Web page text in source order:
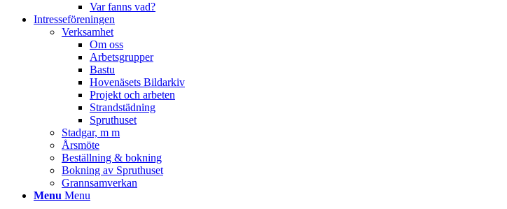
Var fanns vad?
Intresseföreningen
Verksamhet
Om oss
Arbetsgrupper
Bastu
Hovenäsets Bildarkiv
Projekt och arbeten
Strandstädning
Spruthuset
Stadgar, m m
Årsmöte
Beställning & bokning
Bokning av Spruthuset
Grannsamverkan
Menu Menu